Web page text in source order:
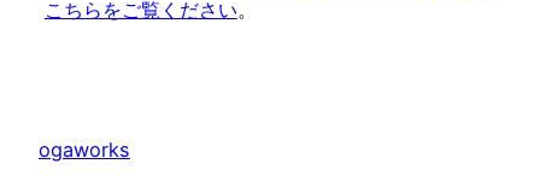
こちらをご覧ください。
ogaworks